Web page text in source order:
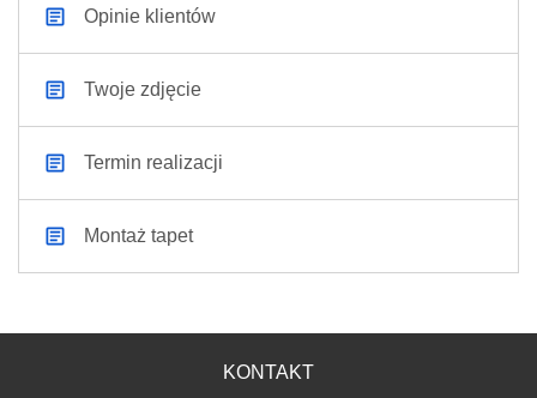
Opinie klientów
Twoje zdjęcie
Termin realizacji
Montaż tapet
KONTAKT